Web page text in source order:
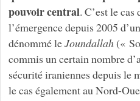
pouvoir central. C’est le cas
l’émergence depuis 2005
dénommé leJoundallah(«
commis un certain nombre
sécurité iraniennes depuis le
le cas également au Nord-